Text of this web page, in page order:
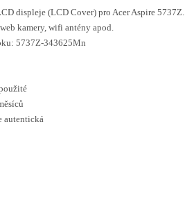
displeje (LCD Cover) pro Acer Aspire 5737Z.
kamery, wifi antény apod.
5737Z-343625Mn
autentická